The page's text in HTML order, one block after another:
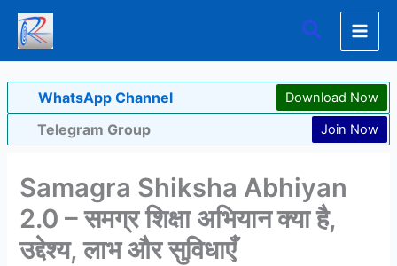
Skip
content
Search
WhatsApp Channel Download Now
Telegram Group Join Now
Samagra Shiksha Abhiyan
2.0 – समग्र शिक्षा अभियान क्या है,
उद्देश्य, लाभ और सुविधाएँ